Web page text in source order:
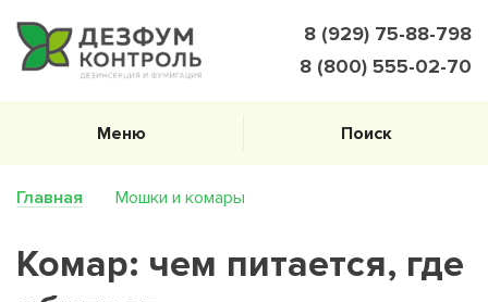
8 (929) 75-88-798
8 (800) 555-02-70
Меню Поиск
Главная Мошки и комары
Комар: чем питается, где